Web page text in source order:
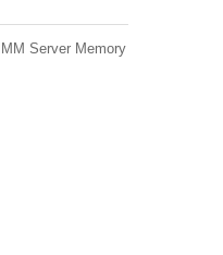
Server Memory